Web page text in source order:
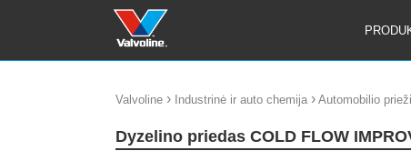
Valvoline › Industrinė ir auto chemija › Automobilio
Dyzelino priedas COLD FLOW